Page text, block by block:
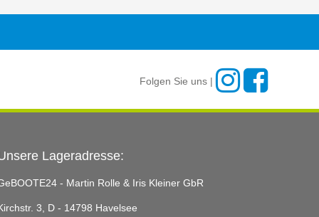
Folgen Sie uns |
Lageradresse:
- Martin Rolle & Iris Kleiner GbR
3, D - 14798 Havelsee